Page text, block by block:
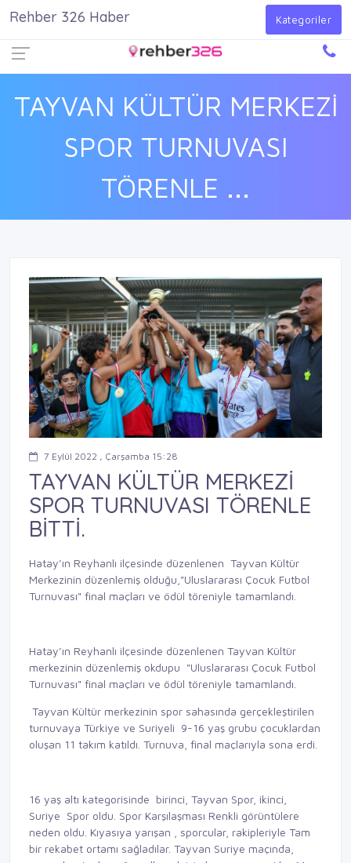
Giriş Yap
TAYVAN KÜLTÜR MERKEZİ
SPOR TURNUVASI
TÖRENLE ...
Rehber 326 Haber Kategoriler
7 Eylül 2022 , Çarşamba 15:28
TAYVAN KÜLTÜR MERKEZİ
SPOR TURNUVASI TÖRENLE
BİTTİ.
Hatay’ın Reyhanlı ilçesinde düzenlenen Tayvan Kültür
Merkezinin düzenlemiş olduğu,"Uluslararası Çocuk Futbol
Turnuvası" final maçları ve ödül töreniyle tamamlandı.
Hatay’ın Reyhanlı ilçesinde düzenlenen Tayvan Kültür
merkezinin düzenlemiş okdupu "Uluslararası Çocuk Futbol
Turnuvası" final maçları ve ödül töreniyle tamamlandı.
Tayvan Kültür merkezinin spor sahasında gerçekleştirilen
turnuvaya Türkiye ve Suriyeli 9-16 yaş grubu çocuklardan
oluşan 11 takım katıldı. Turnuva, final maçlarıyla sona erdi.
16 yaş altı kategorisinde birinci, Tayvan Spor, ikinci,
Suriye Spor oldu. Spor Karşılaşması Renkli görüntülere
neden oldu. Kıyasıya yarışan , sporcular, rakipleriyle Tam
bir rekabet ortamı sağladılar. Tayvan Suriye maçında,